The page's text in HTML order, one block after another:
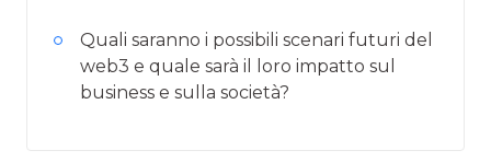
Quali saranno i possibili scenari futuri del
web3 e quale sarà il loro impatto sul
business e sulla società?